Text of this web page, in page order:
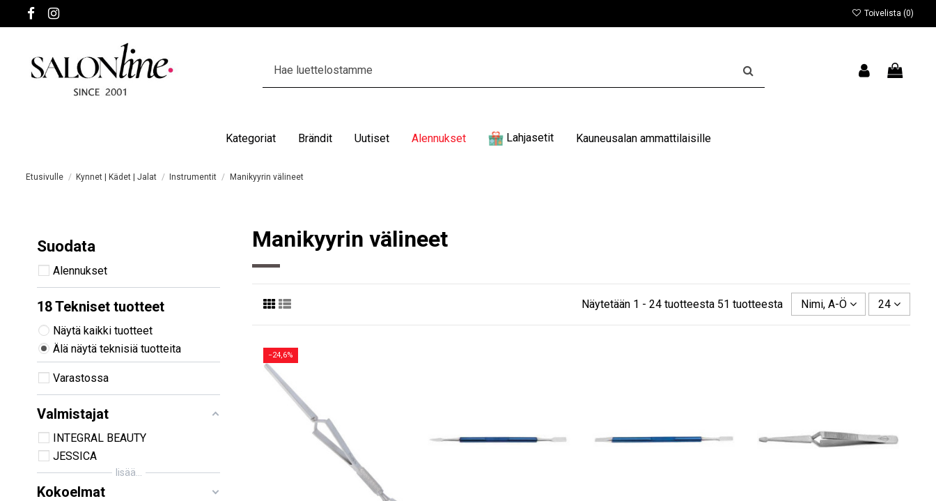
Toivelista (0)
Kategoriat Brändit Uutiset Alennukset Lahjasetit Kauneusalan ammattilaisille
Etusivulle Kynnet | Kädet | Jalat Instrumentit Manikyyrin välineet
Manikyyrin välineet
Näytetään 1 - 24 tuotteesta 51 tuotteesta Nimi, A-Ö 24
−24,6%
Suodata
Alennukset
18 Tekniset tuotteet
Näytä kaikki tuotteet
Älä näytä teknisiä tuotteita
Varastossa
Valmistajat
INTEGRAL BEAUTY
JESSICA
lisää...
Kokoelmat